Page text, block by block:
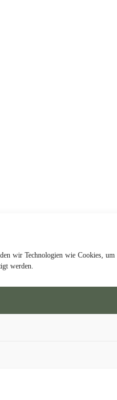
wir Technologien wie Cookies,
werden.